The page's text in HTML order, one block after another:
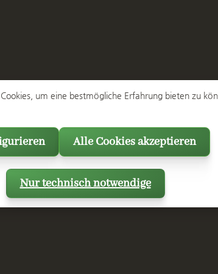
um eine bestmögliche Erfahrung bieten zu
Nur technisch notwendige
Alle Cookies akzeptieren